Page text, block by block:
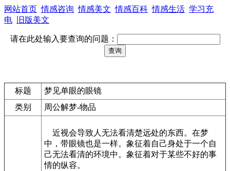
网站首页 情感咨询 情感美文 情感百科 情感生活 学习充
电
旧版美文
请在此处输入要查询的问题：
标题
梦见单眼的眼镜
类别
周公解梦-物品
近视会导致人无法看清楚远处的东西。在梦
中，带眼镜也是一样。象征着自己身处于一个自
己无法看清的环境中。象征着对于某些不好的事
情的纵容。